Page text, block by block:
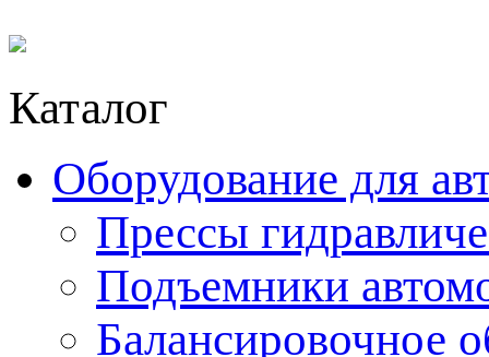
Каталог
Оборудование для
Прессы
Подъемники
Балансировочное